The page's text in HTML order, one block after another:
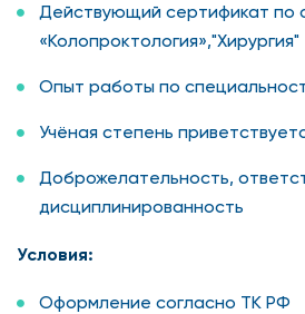
Действующий сертификат по
«Колопроктология»,"Хирургия"
Опыт работы по
Учёная степень
Доброжелательность,
дисциплинированность
Условия:
Оформление согласно ТК РФ